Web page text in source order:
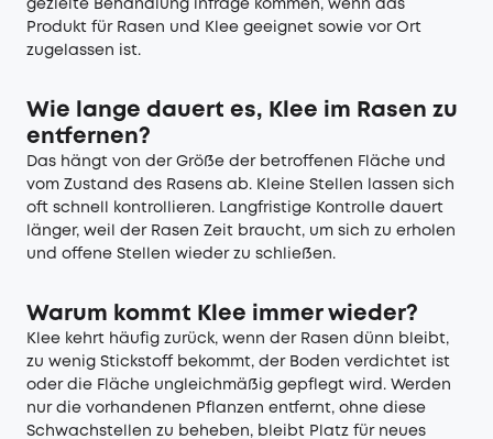
gezielte Behandlung infrage kommen, wenn das
Produkt für Rasen und Klee geeignet sowie vor Ort
zugelassen ist.
Wie lange dauert es, Klee im Rasen zu
entfernen?
Das hängt von der Größe der betroffenen Fläche und
vom Zustand des Rasens ab. Kleine Stellen lassen sich
oft schnell kontrollieren. Langfristige Kontrolle dauert
länger, weil der Rasen Zeit braucht, um sich zu erholen
und offene Stellen wieder zu schließen.
Warum kommt Klee immer wieder?
Klee kehrt häufig zurück, wenn der Rasen dünn bleibt,
zu wenig Stickstoff bekommt, der Boden verdichtet ist
oder die Fläche ungleichmäßig gepflegt wird. Werden
nur die vorhandenen Pflanzen entfernt, ohne diese
Schwachstellen zu beheben, bleibt Platz für neues